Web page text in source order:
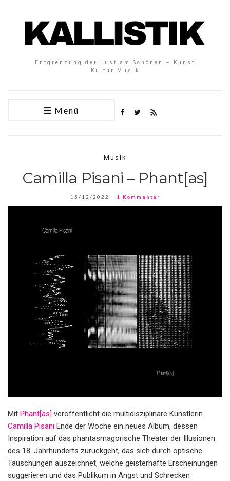
Entgrenzung der Lust am Schönen – Kunst
Kultur Musik
Menü
Musik
Camilla Pisani – Phant[as]
15/12/2022 1 Kommentar
Mit Phant[as] veröffentlicht die multidisziplinäre Künstlerin
Camilla Pisani Ende der Woche ein neues Album, dessen
Inspiration auf das phantasmagorische Theater der Illusionen
des 18. Jahrhunderts zurückgeht, das sich durch optische
Täuschungen auszeichnet, welche geisterhafte Erscheinungen
suggerieren und das Publikum in Angst und Schrecken